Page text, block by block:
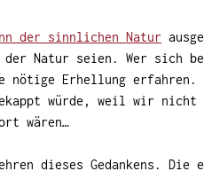
der sinnlichen Natur
Natur seien. Wer sich
nötige Erhellung erfahren.
gekappt würde, weil wir
wären…
dieses Gedankens.